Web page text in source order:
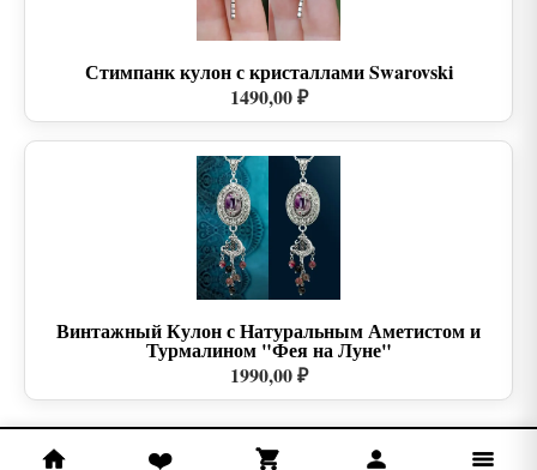
Стимпанк кулон с кристаллами Swarovski
1490,00 ₽
Винтажный Кулон с Натуральным Аметистом и
Турмалином "Фея на Луне"
1990,00 ₽
❤️